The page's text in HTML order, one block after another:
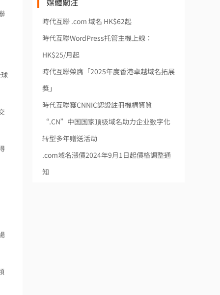
時代互聯 .com 域名 HK$62起
時代互聯WordPress托管主機上線：
HK$25/月起
時代互聯榮膺「2025年度香港卓越域名拓展
獎」
時代互聯獲CNNIC認證註冊機構資質
“.CN”中国国家顶级域名助力企业数字化
转型多年赠送活动
.com域名漲價2024年9月1日起價格調整通
知